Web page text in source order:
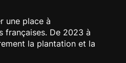
une place à
françaises. De 2023 à
la plantation et la